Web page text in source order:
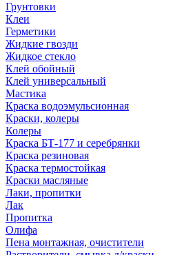
Грунтовки
Клеи
Герметики
Жидкие гвозди
Жидкое стекло
Клей обойный
Клей универсальный
Мастика
Краска водоэмульсионная
Краски, колеры
Колеры
Краска БТ-177 и серебрянки
Краска резиновая
Краска термостойкая
Краски масляные
Лаки, пропитки
Лак
Пропитка
Олифа
Пена монтажная, очистители